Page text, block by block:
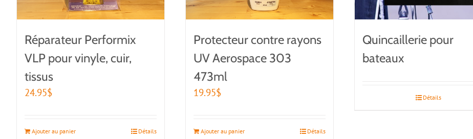
Réparateur Performix
VLP pour vinyle, cuir,
tissus
24.95$
Ajouter au panier Détails
Protecteur contre rayons
UV Aerospace 303
473ml
19.95$
Ajouter au panier Détails
Quincaillerie pour
bateaux
Détails